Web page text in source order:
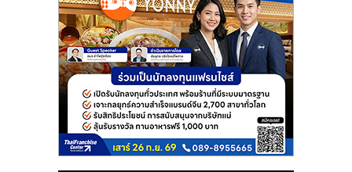
ไชส์
ขาย
หน้า